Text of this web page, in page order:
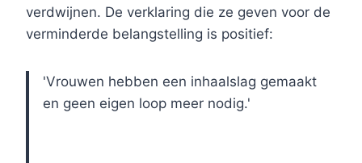
verdwijnen. De verklaring die ze geven voor de
verminderde belangstelling is positief:
'Vrouwen hebben een inhaalslag gemaakt
en geen eigen loop meer nodig.'